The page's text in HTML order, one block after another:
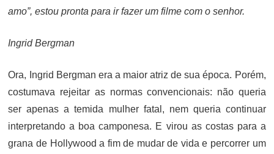
amo”, estou pronta para ir fazer um filme com o senhor.
Ingrid Bergman
Ora, Ingrid Bergman era a maior atriz de sua época. Porém,
costumava rejeitar as normas convencionais: não queria
ser apenas a temida mulher fatal, nem queria continuar
interpretando a boa camponesa. E virou as costas para a
grana de Hollywood a fim de mudar de vida e percorrer um